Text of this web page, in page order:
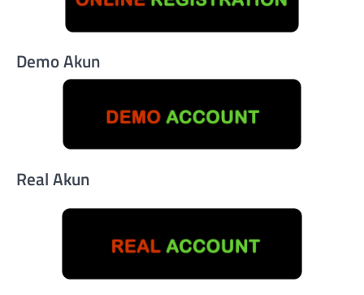
Demo Akun
Real Akun